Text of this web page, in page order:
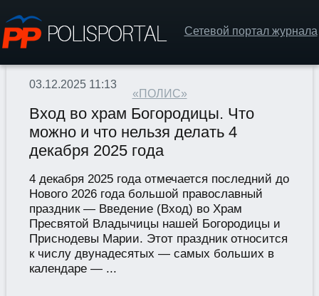
Сетевой портал журнала
«ПОЛИС»
03.12.2025 11:13
Вход во храм Богородицы. Что
можно и что нельзя делать 4
декабря 2025 года
4 декабря 2025 года отмечается последний до
Нового 2026 года большой православный
праздник — Введение (Вход) во Храм
Пресвятой Владычицы нашей Богородицы и
Приснодевы Марии. Этот праздник относится
к числу двунадесятых — самых больших в
календаре — ...